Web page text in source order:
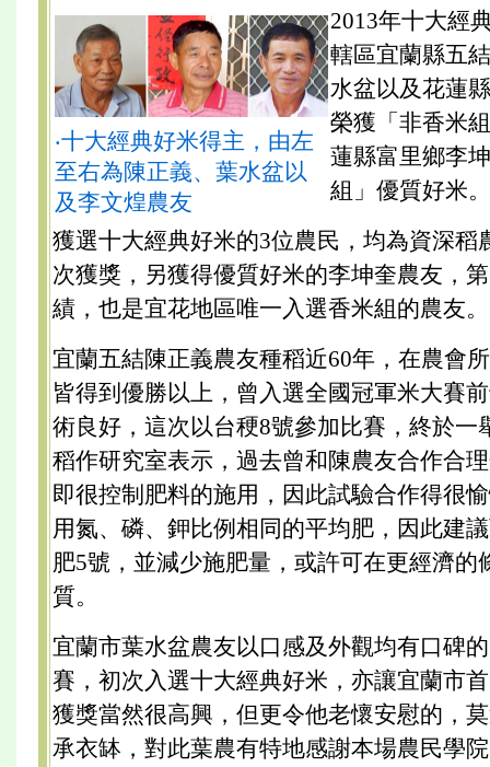
‧十大經典好米得主，由左
至右為陳正義、葉水盆以
及李文煌農友
2013年十大經
轄區宜蘭縣五
水盆以及花蓮
榮獲「非香米
蓮縣富里鄉李
組」優質好米。
獲選十大經典好米的3位農民，均為資深稻
次獲獎，另獲得優質好米的李坤奎農友，
績，也是宜花地區唯一入選香米組的農友。
宜蘭五結陳正義農友種稻近60年，在農會
皆得到優勝以上，曾入選全國冠軍米大賽
術良好，這次以台稉8號參加比賽，終於一
稻作研究室表示，過去曾和陳農友合作合
即很控制肥料的施用，因此試驗合作得很
用氮、磷、鉀比例相同的平均肥，因此建
肥5號，並減少施肥量，或許可在更經濟的
質。
宜蘭市葉水盆農友以口感及外觀均有口碑
賽，初次入選十大經典好米，亦讓宜蘭市
獲獎當然很高興，但更令他老懷安慰的，
承衣缽，對此葉農有特地感謝本場農民學